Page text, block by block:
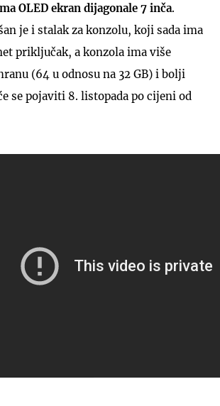
OLED ekran dijagonale 7 inča.
je i stalak za konzolu, koji sada ima
priključak, a konzola ima više
(64 u odnosu na 32 GB) i bolji
se pojaviti 8. listopada po cijeni od